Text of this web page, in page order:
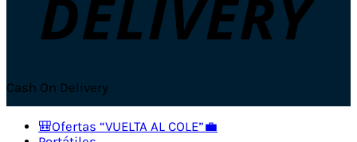
Cash On Delivery
🎒Ofertas “VUELTA AL COLE”💼